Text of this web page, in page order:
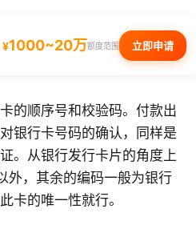
¥1000~20万额度范围 立即申请
的顺序号和校验码。付款出
银行卡号码的确认，同样是
。从银行发行卡片的角度上
外，其余的编码一般为银行
卡的唯一性就行。